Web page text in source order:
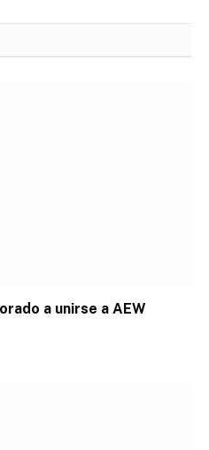
a unirse a AEW